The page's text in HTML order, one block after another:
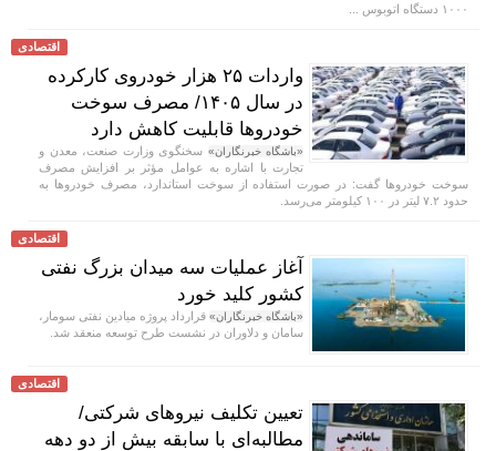
۱۰۰۰ دستگاه اتوبوس ...
اقتصادی
واردات ۲۵ هزار خودروی کارکرده
در سال ۱۴۰۵/ مصرف سوخت
خودرو‌ها قابلیت کاهش دارد
«باشگاه خبرنگاران» سخنگوی وزارت صنعت، معدن و
تجارت با اشاره به عوامل مؤثر بر افزایش مصرف
سوخت خودرو‌ها گفت: در صورت استفاده از سوخت استاندارد، مصرف خودرو‌ها به
حدود ۷.۲ لیتر در ۱۰۰ کیلومتر می‌رسد.
اقتصادی
آغاز عملیات سه میدان بزرگ نفتی
کشور کلید خورد
«باشگاه خبرنگاران» قرارداد پروژه میادین نفتی سومار،
سامان و دلاوران در نشست طرح توسعه منعقد شد.
اقتصادی
تعیین تکلیف نیروهای شرکتی/
مطالبه‌ای با سابقه بیش از دو دهه